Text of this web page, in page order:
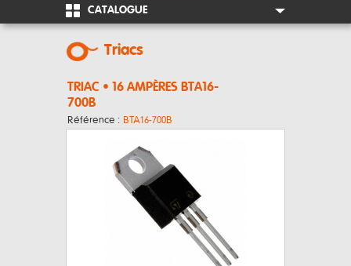
+
CATALOGUE
Triacs
TRIAC • 16 AMPÈRES BTA16-
700B
Référence : BTA16-700B